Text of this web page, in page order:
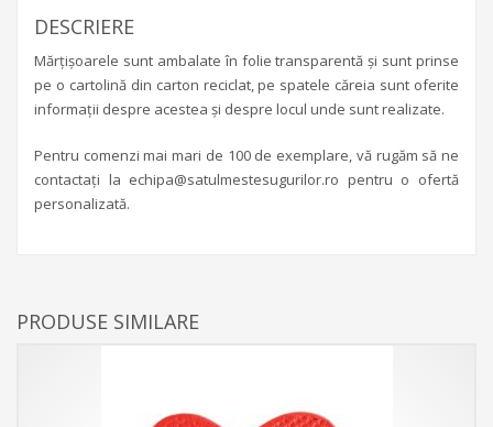
DESCRIERE
Mărţişoarele sunt ambalate în folie transparentă şi sunt prinse
pe o cartolină din carton reciclat, pe spatele căreia sunt oferite
informații despre acestea şi despre locul unde sunt realizate.
Pentru comenzi mai mari de 100 de exemplare, vă rugăm să ne
contactați la echipa@satulmestesugurilor.ro pentru o ofertă
personalizată.
PRODUSE SIMILARE